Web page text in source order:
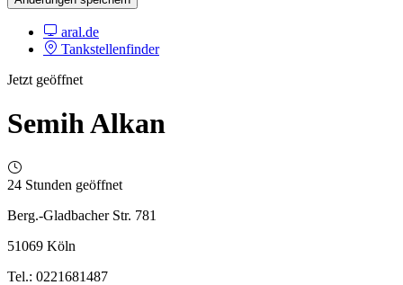
aral.de
Tankstellenfinder
Jetzt geöffnet
Semih Alkan
24 Stunden geöffnet
Berg.-Gladbacher Str. 781
51069 Köln
Tel.: 0221681487